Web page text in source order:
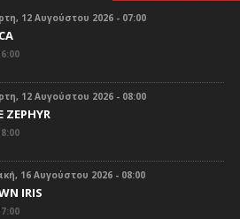
12 Αυγούστου 2026 - 07:00
12 Αυγούστου 2026 - 08:00
ZEPHYR
16 Αυγούστου 2026 - 08:00
IRIS